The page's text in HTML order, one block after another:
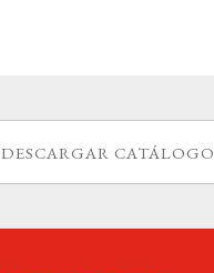
DESCARGAR CATÁLOGO